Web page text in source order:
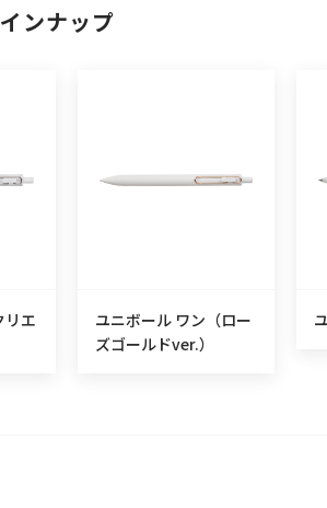
ンナップ
リエ
ユニボール ワン（ロー
ズゴールドver.）